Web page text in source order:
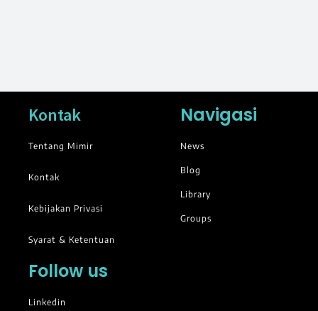
Kontak
Tentang Mimir
Kontak
Kebijakan Privasi
Syarat & Ketentuan
Navigasi
News
Blog
Library
Groups
Follow us
Linkedin